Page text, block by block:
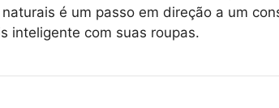
é um passo em direção a um
inteligente com suas roupas.